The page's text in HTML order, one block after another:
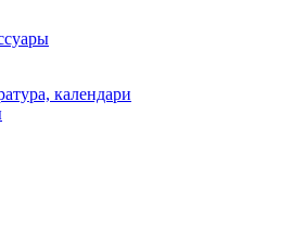
календари